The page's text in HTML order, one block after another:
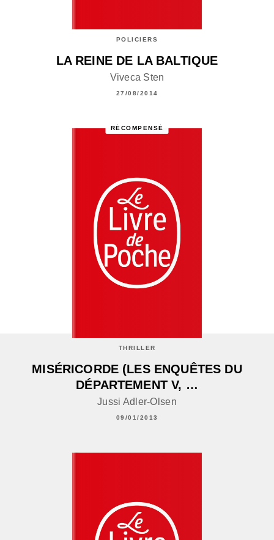
POLICIERS
LA REINE DE LA BALTIQUE
Viveca Sten
27/08/2014
RÉCOMPENSÉ
THRILLER
MISÉRICORDE (LES ENQUÊTES DU
DÉPARTEMENT V, …
Jussi Adler-Olsen
09/01/2013